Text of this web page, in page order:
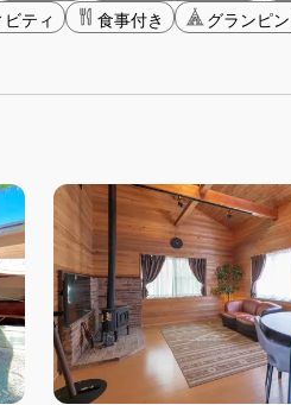
ティ 食事付き
グランピ